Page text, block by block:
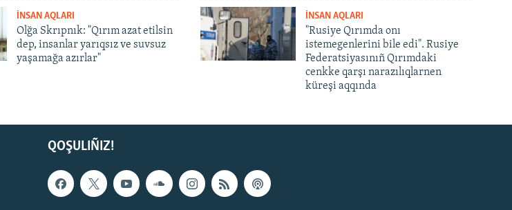
İNSAN AQLARI
Olğa Skrıpnık: "Qırım azat etilsin
dep, insanlar yarıqsız ve suvsuz
yaşamağa azırlar"
İNSAN AQLARI
"Rusiye Qırımda onı
istemegenlerini bile edi". Rusiye
Federatsiyasınıñ Qırımdaki
cenkke qarşı narazılıqlarnen
küreşi aqqında
QOŞULIÑIZ!